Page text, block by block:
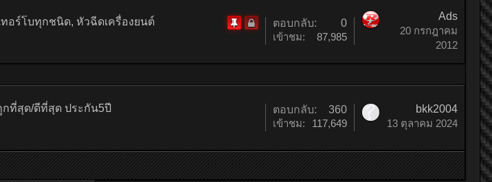
Locked
อร์โบทุกชนิด, หัวฉีดเครื่องยนต์
ตอบกลับ:
0
เข้าชม:
87,985
Ads
20 กรกฎาคม
2012
กที่สุด/ดีที่สุด ประกัน5ปี
ตอบกลับ:
360
เข้าชม:
117,649
bkk2004
13 ตุลาคม 2024